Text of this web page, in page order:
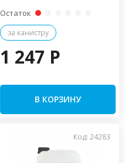
Остаток
за канистру
1 247 P
В КОРЗИНУ
Код: 24283